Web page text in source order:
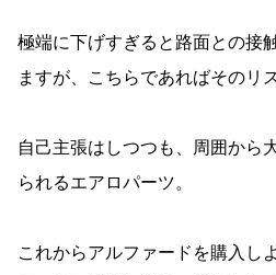
極端に下げすぎると路面との接
ますが、こちらであればそのリ
自己主張はしつつも、周囲から
られるエアロパーツ。
これからアルファードを購入し